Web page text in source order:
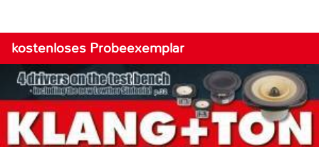
kostenloses Probeexemplar